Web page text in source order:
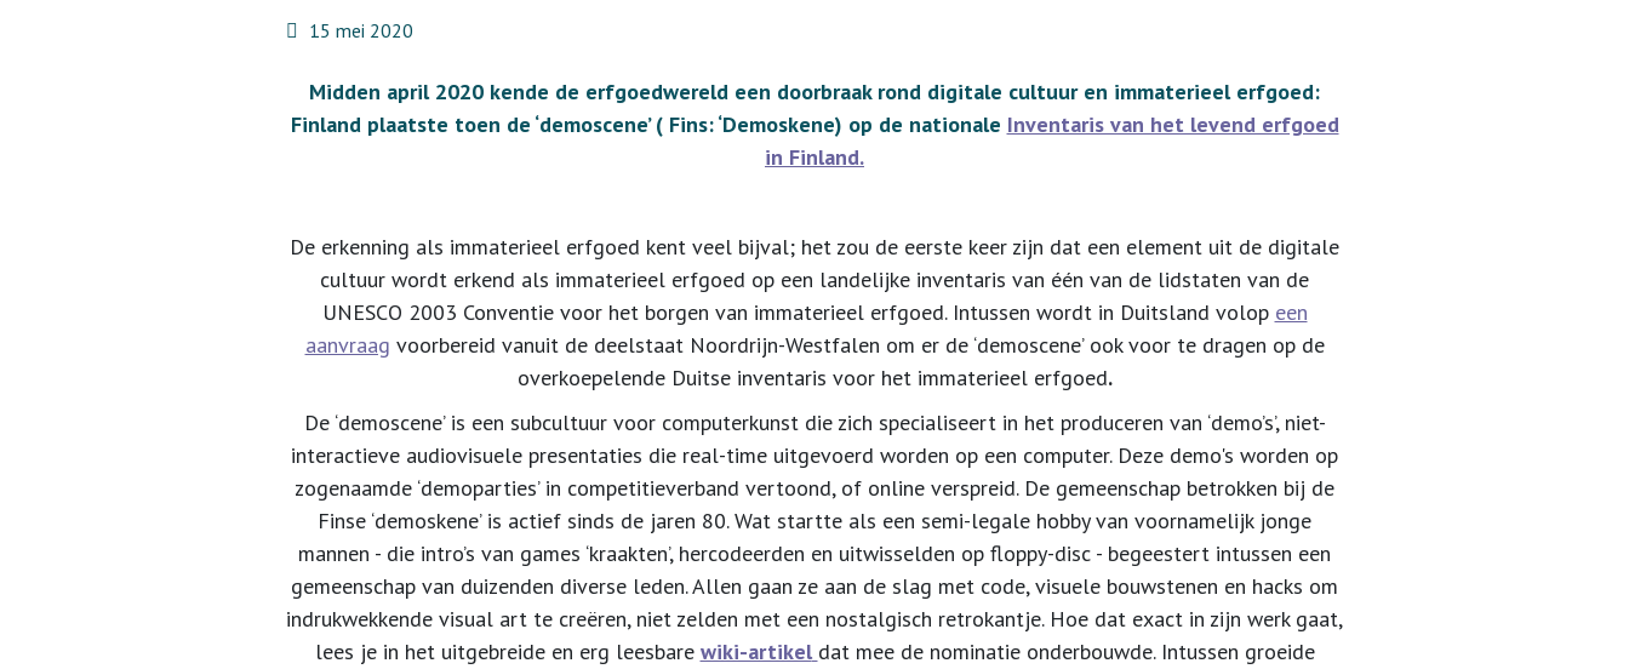
15 mei 2020
Midden april 2020 kende de erfgoedwereld een doorbraak rond digitale cultuur en immaterieel erfgoed:
Finland plaatste toen de ‘demoscene’ ( Fins: ‘Demoskene) op de nationale Inventaris van het levend erfgoed
in Finland.
De erkenning als immaterieel erfgoed kent veel bijval; het zou de eerste keer zijn dat een element uit de digitale
cultuur wordt erkend als immaterieel erfgoed op een landelijke inventaris van één van de lidstaten van de
UNESCO 2003 Conventie voor het borgen van immaterieel erfgoed. Intussen wordt in Duitsland volop een
aanvraag voorbereid vanuit de deelstaat Noordrijn-Westfalen om er de ‘demoscene’ ook voor te dragen op de
overkoepelende Duitse inventaris voor het immaterieel erfgoed.
De ‘demoscene’ is een subcultuur voor computerkunst die zich specialiseert in het produceren van ‘demo’s’, niet-
interactieve audiovisuele presentaties die real-time uitgevoerd worden op een computer. Deze demo's worden op
zogenaamde ‘demoparties’ in competitieverband vertoond, of online verspreid. De gemeenschap betrokken bij de
Finse ‘demoskene’ is actief sinds de jaren 80. Wat startte als een semi-legale hobby van voornamelijk jonge
mannen - die intro’s van games ‘kraakten’, hercodeerden en uitwisselden op floppy-disc - begeestert intussen een
gemeenschap van duizenden diverse leden. Allen gaan ze aan de slag met code, visuele bouwstenen en hacks om
indrukwekkende visual art te creëren, niet zelden met een nostalgisch retrokantje. Hoe dat exact in zijn werk gaat,
lees je in het uitgebreide en erg leesbare wiki-artikel dat mee de nominatie onderbouwde. Intussen groeide